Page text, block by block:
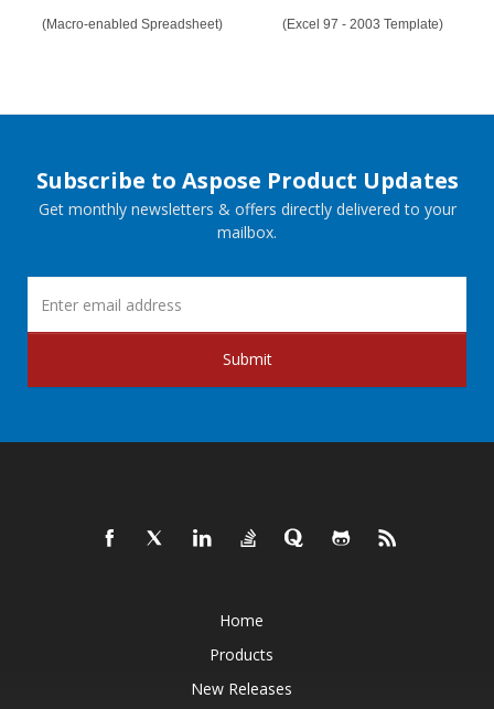
(Macro-enabled Spreadsheet) (Excel 97 - 2003 Template)
Subscribe to Aspose Product Updates
Get monthly newsletters & offers directly delivered to your
mailbox.
Submit
Home
Products
New Releases